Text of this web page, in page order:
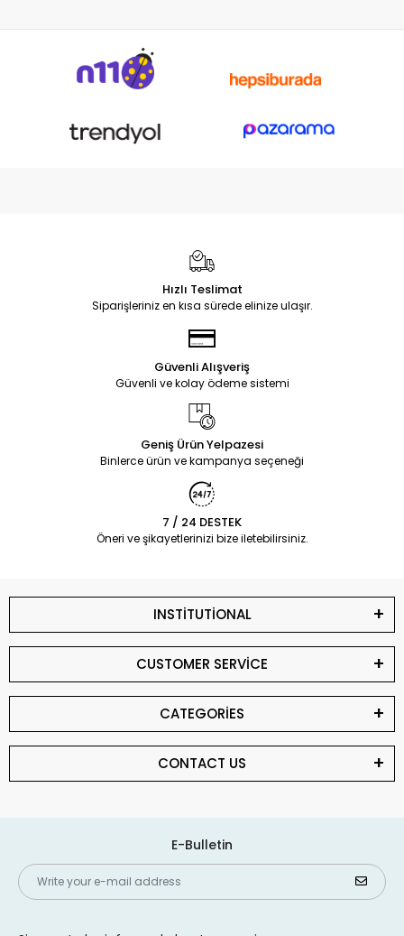
Hızlı Teslimat
Siparişleriniz en kısa sürede elinize ulaşır.
Güvenli Alışveriş
Güvenli ve kolay ödeme sistemi
Geniş Ürün Yelpazesi
Binlerce ürün ve kampanya seçeneği
7 / 24 DESTEK
Öneri ve şikayetlerinizi bize iletebilirsiniz.
INSTİTUTİONAL
CUSTOMER SERVİCE
CATEGORİES
CONTACT US
E-Bulletin